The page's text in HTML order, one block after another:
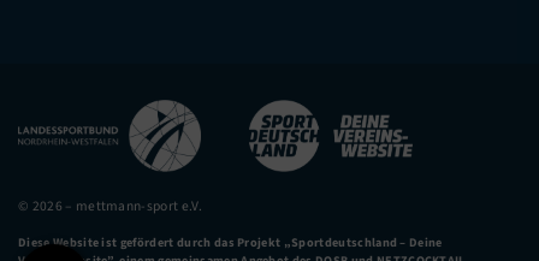
© 2026 – mettmann-sport e.V.
Diese Website ist gefördert durch das Projekt „Sportdeutschland – Deine